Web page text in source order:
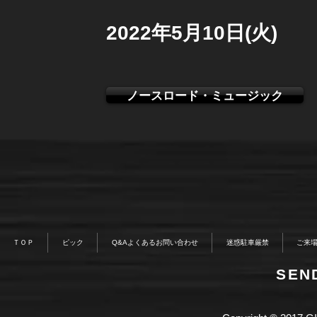
2022年5月10日(火)
ノースロード・ミュージック
ＴＯＰ ピック Q&Aよくあるお問い合わせ 迷惑駐車厳禁 ご来